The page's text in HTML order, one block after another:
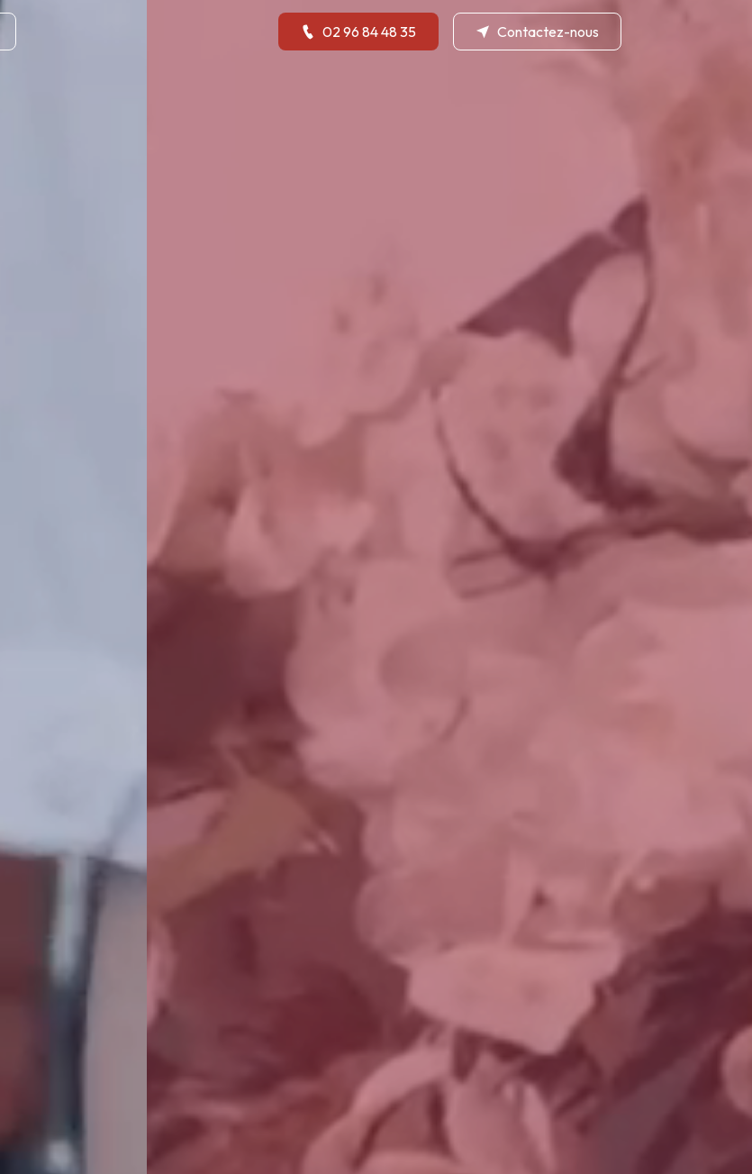
02 96 84 48 35 Contactez-nous